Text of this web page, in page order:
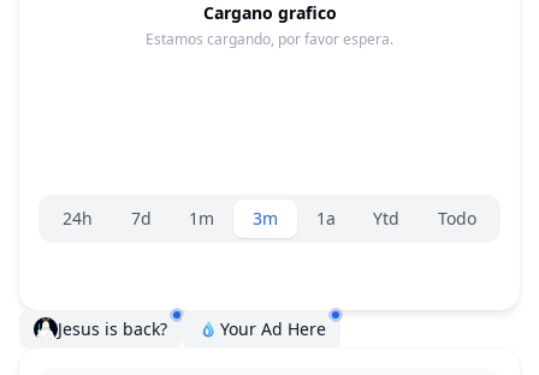
Cargano grafico
Estamos cargando, por favor espera.
Selector de rango
24h 7d 1m 3m 1a Ytd Todo
Jesus is back? Your Ad Here